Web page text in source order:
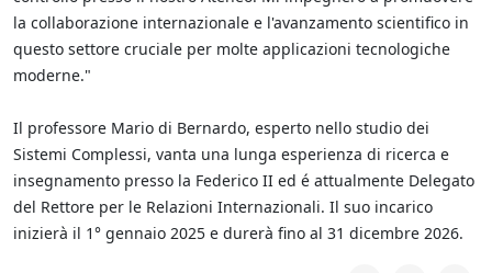
la collaborazione internazionale e l'avanzamento scientifico in
questo settore cruciale per molte applicazioni tecnologiche
moderne."
Il professore Mario di Bernardo, esperto nello studio dei
Sistemi Complessi, vanta una lunga esperienza di ricerca e
insegnamento presso la Federico II ed é attualmente Delegato
del Rettore per le Relazioni Internazionali. Il suo incarico
inizierà il 1° gennaio 2025 e durerà fino al 31 dicembre 2026.